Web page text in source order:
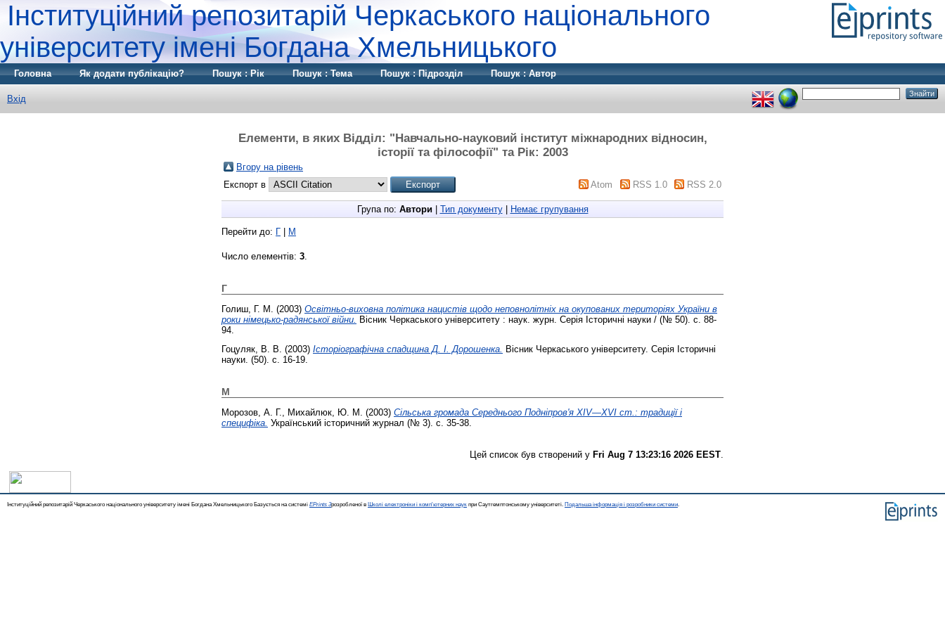
Інституційний репозитарій Черкаського національного
університету імені Богдана Хмельницького
Головна Як додати публікацію? Пошук : Рік Пошук : Тема Пошук : Підрозділ Пошук : Автор
Вхід
Елементи, в яких Відділ: "Навчально-науковий інститут міжнародних відносин,
історії та філософії" та Рік: 2003
Вгору на рівень
Експорт в
Atom RSS 1.0 RSS 2.0
Група по: Автори| Тип документу| Немає групування
Перейти до: Г М
Число елементів: 3
Г
Голиш, Г. М. (2003) Освітньо-виховна політика нацистів щодо неповнолітніх на окупованих територіях України в
роки німецько-радянської війни. Вісник Черкаського університету : наук. журн. Серія Історичні науки / (№ 50). с. 88-
94.
Гоцуляк, В. В. (2003) Історіографічна спадщина Д. І. Дорошенка. Вісник Черкаського університету. Серія Історичні
науки. (50). с. 16-19.
М
Морозов, А. Г., Михайлюк, Ю. М. (2003) Сільська громада Середнього Подніпров'я XIV—XVI ст.: традиції і
специфіка. Український історичний журнал (№ 3). с. 35-38.
Цей список був створений у Fri Aug 7 13:23:16 2026 EEST.
Інституційний репозитарій Черкаського національного університету імені Богдана Хмельницького Базується на системі EPrints 3розробленої в Школі електроніки і комп'ютерних наук при Саутгемптонському університеті. Подальша інформація і розробники системи